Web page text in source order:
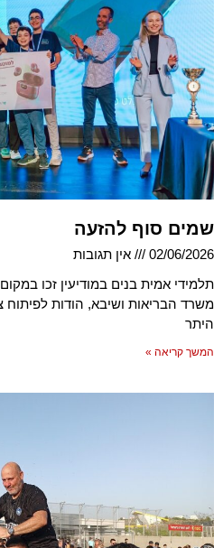
שמים סוף להזעה
02/06/2026
אין תגובות
משרד הבריאות ושיבא, הודות
היתר
המשך קריאה »